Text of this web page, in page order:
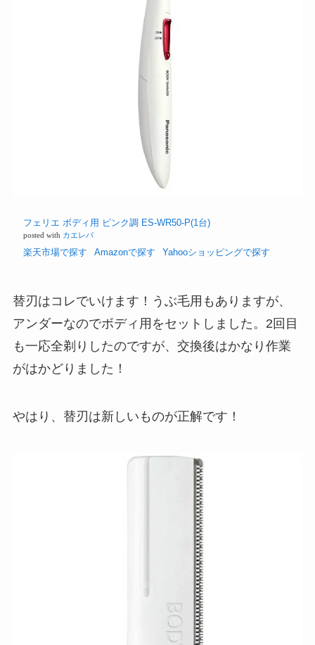
フェリエ ボディ用 ピンク調 ES-WR50-P(1台)
posted with カエレバ
楽天市場で探す Amazonで探す Yahooショッピングで探す
替刃はコレでいけます！うぶ毛用もありますが、
アンダーなのでボディ用をセットしました。2回目
も一応全剃りしたのですが、交換後はかなり作業
がはかどりました！
やはり、替刃は新しいものが正解です！